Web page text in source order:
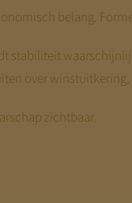
belang.
stabiliteit
over
zichtbaar.